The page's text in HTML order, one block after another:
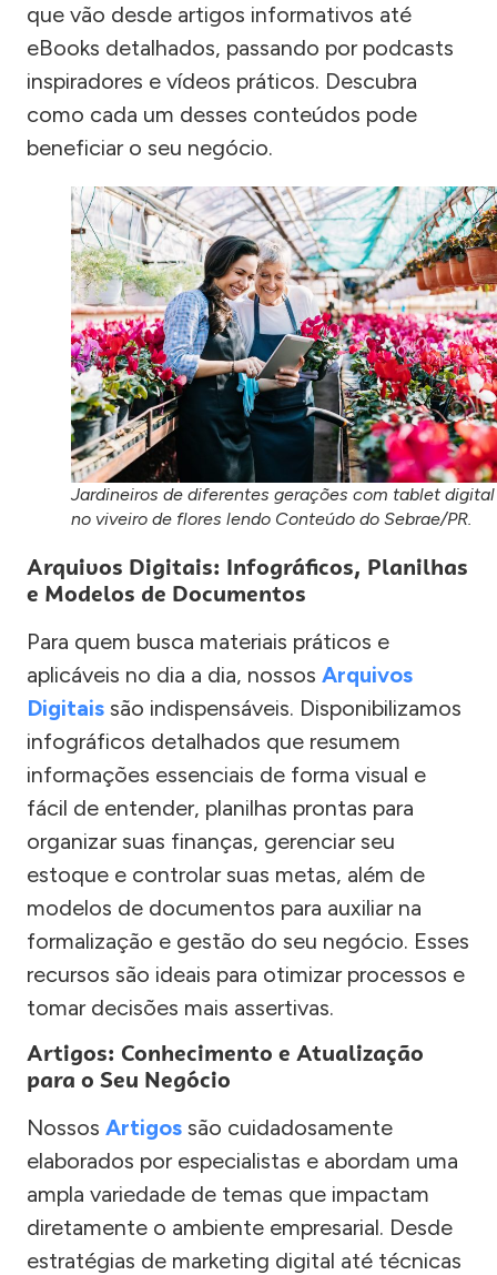
que vão desde artigos informativos até
eBooks detalhados, passando por podcasts
inspiradores e vídeos práticos. Descubra
como cada um desses conteúdos pode
beneficiar o seu negócio.
Jardineiros de diferentes gerações com tablet digital
no viveiro de flores lendo Conteúdo do Sebrae/PR.
Arquivos Digitais: Infográficos, Planilhas
e Modelos de Documentos
Para quem busca materiais práticos e
aplicáveis no dia a dia, nossos Arquivos
Digitais são indispensáveis. Disponibilizamos
infográficos detalhados que resumem
informações essenciais de forma visual e
fácil de entender, planilhas prontas para
organizar suas finanças, gerenciar seu
estoque e controlar suas metas, além de
modelos de documentos para auxiliar na
formalização e gestão do seu negócio. Esses
recursos são ideais para otimizar processos e
tomar decisões mais assertivas.
Artigos: Conhecimento e Atualização
para o Seu Negócio
Nossos Artigos são cuidadosamente
elaborados por especialistas e abordam uma
ampla variedade de temas que impactam
diretamente o ambiente empresarial. Desde
estratégias de marketing digital até técnicas